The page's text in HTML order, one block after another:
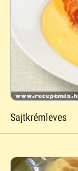
Sajtkrémleves